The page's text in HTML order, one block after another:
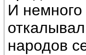
И немного
народов